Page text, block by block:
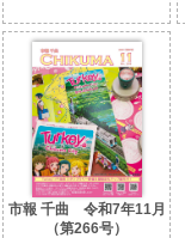
市報 千曲 令和7年11月
（第266号）